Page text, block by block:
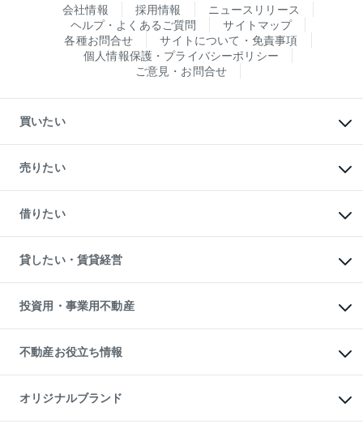
会社情報 採用情報
ニュースリリース
ヘルプ・よくあるご質問
サイトマップ
各種お問合せ
サイトについて・免責事項
個人情報保護・プライバシーポリシー
ご意見・お問合せ
買いたい
新築・分譲マンションの購入
中古マンションの購入
一戸建ての購入
中古一戸建ての購入
不動産購入の流れ
注目キーワード物件特集
購入ガイド
English 繁体中文簡体中文
売りたい
一戸建ての売却・査定
土地の売却・査定
スピードAI査定
不動産査定について
不動産売却の流れ
不動産買換えの流れ
売却ガイド
借りたい
オフィス・店舗の賃貸
借りるときの流れ
借りるガイド
貸したい・賃貸経営
マンション賃料データ
賃貸管理プラン
リロケーションについて
貸すガイド
投資用・事業用不動産
事業用不動産
マンション投資
投資用マンション
アパート経営
不動産お役立ち情報
マンションライブラリー
人気マンションランキング
暮らしに役立つ不動産メディア
オリジナルブランド